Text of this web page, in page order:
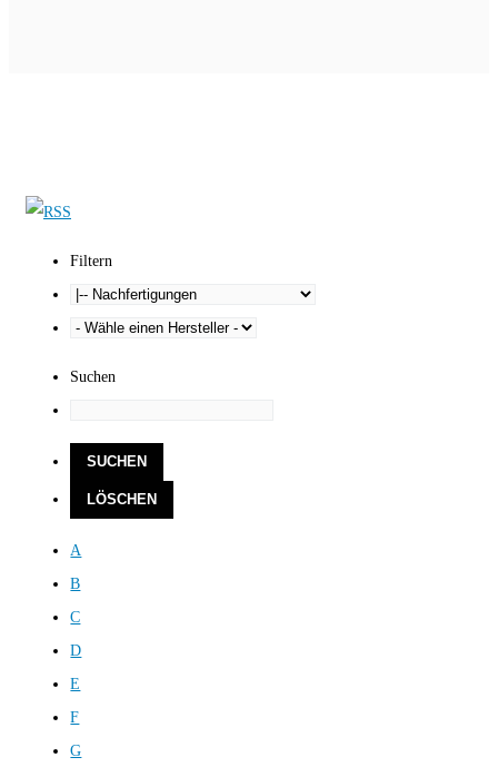
Filtern
Suchen
A
B
C
D
E
F
G